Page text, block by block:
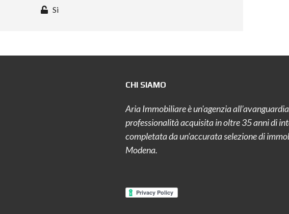
Si
CHI SIAMO
Aria Immobiliare è un'agenzia
professionalità acquisita in oltre 35 anni di
completata da un’accurata selezione di
Modena.